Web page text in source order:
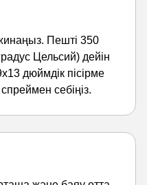
Пешті 350
Цельсий) дейін
дюймдік пісірме
себіңіз.